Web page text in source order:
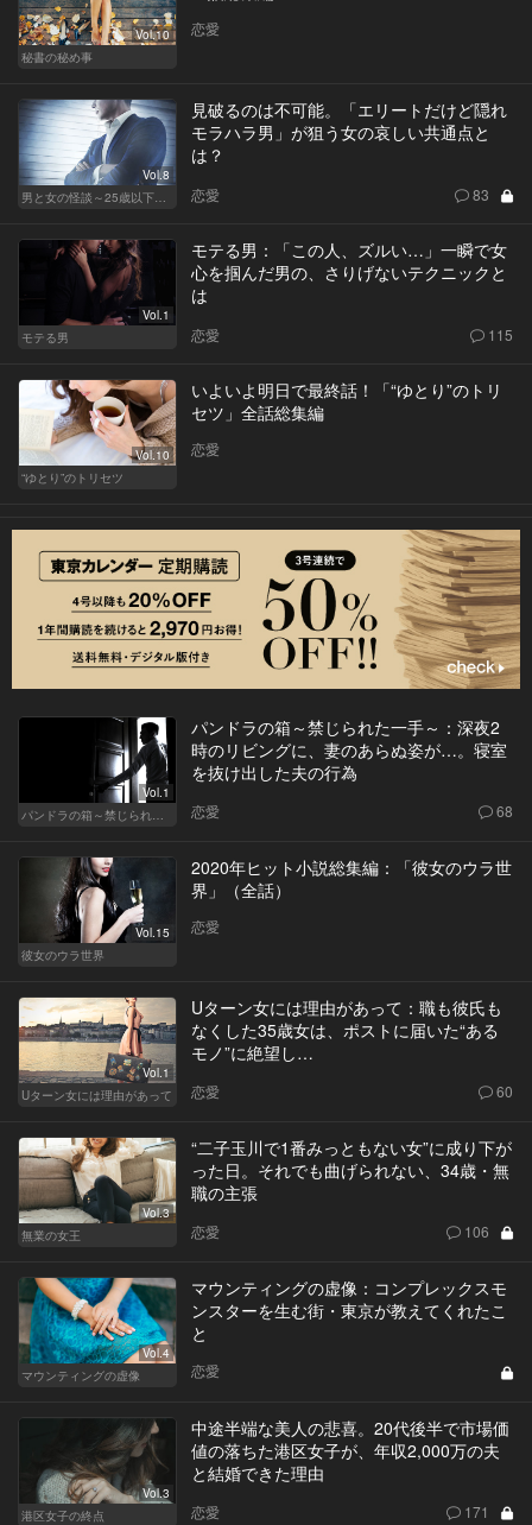
Vol.10
秘書の秘め事
恋愛
Vol.8
男と女の怪談～25歳以下閲覧禁止～
見破るのは不可能。「エリートだけど隠れ
モラハラ男」が狙う女の哀しい共通点と
は？
恋愛 83
Vol.1
モテる男
モテる男：「この人、ズルい…」一瞬で女
心を掴んだ男の、さりげないテクニックと
は
恋愛 115
Vol.10
“ゆとり”のトリセツ
いよいよ明日で最終話！「“ゆとり”のトリ
セツ」全話総集編
恋愛
Vol.1
パンドラの箱～禁じられた一手～
パンドラの箱～禁じられた一手～：深夜2
時のリビングに、妻のあらぬ姿が…。寝室
を抜け出した夫の行為
恋愛 68
Vol.15
彼女のウラ世界
2020年ヒット小説総集編：「彼女のウラ世
界」（全話）
恋愛
Vol.1
Uターン女には理由があって
Uターン女には理由があって：職も彼氏も
なくした35歳女は、ポストに届いた“ある
モノ”に絶望し…
恋愛 60
Vol.3
無業の女王
“二子玉川で1番みっともない女”に成り下が
った日。それでも曲げられない、34歳・無
職の主張
恋愛 106
Vol.4
マウンティングの虚像
マウンティングの虚像：コンプレックスモ
ンスターを生む街・東京が教えてくれたこ
と
恋愛
Vol.3
港区女子の終点
中途半端な美人の悲喜。20代後半で市場価
値の落ちた港区女子が、年収2,000万の夫
と結婚できた理由
恋愛 171